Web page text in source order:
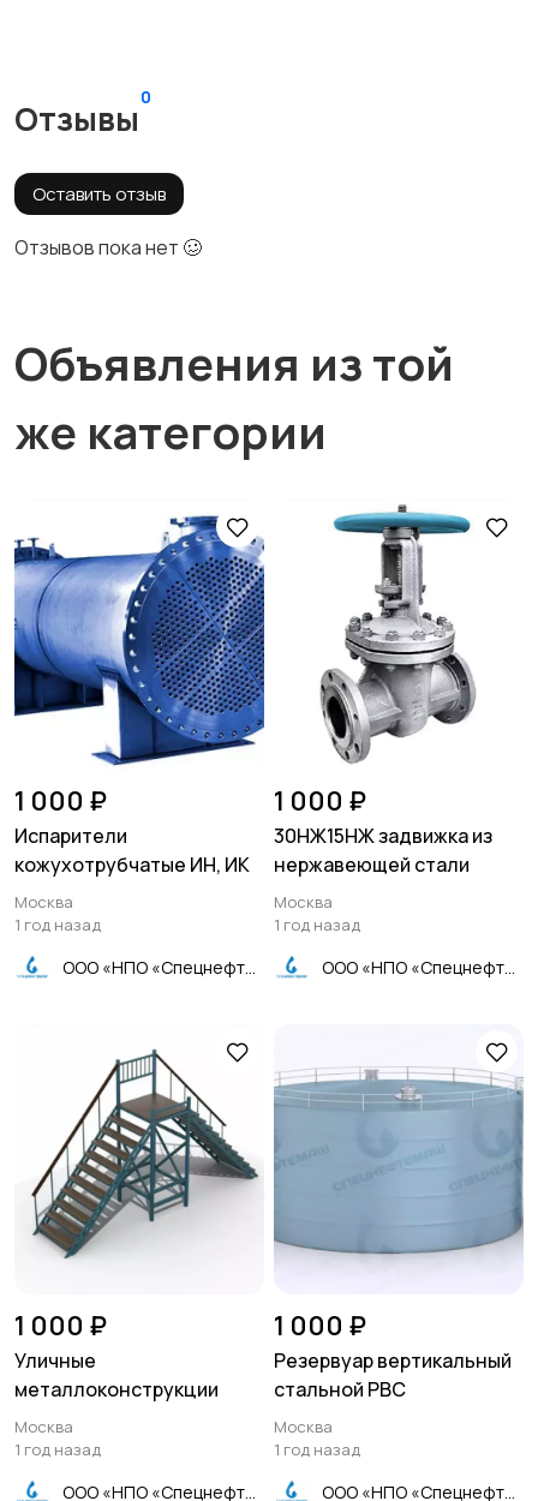
Отзывы
0
Оставить отзыв
Отзывов пока нет 🥴
Объявления из той
же категории
1 000 ₽
Испарители
кожухотрубчатые ИН, ИК
Москва
1 год назад
1 000 ₽
30НЖ15НЖ задвижка из
нержавеющей стали
Москва
1 год назад
1 000 ₽
Уличные
металлоконструкции
Москва
1 год назад
1 000 ₽
Резервуар вертикальный
стальной РВС
Москва
1 год назад